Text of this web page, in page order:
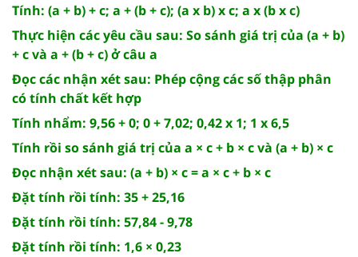
Tính: (a + b) + c; a + (b + c); (a x b) x c; a x (b x c)
Thực hiện các yêu cầu sau: So sánh giá trị của (a + b)
+ c và a + (b + c) ở câu a
Đọc các nhận xét sau: Phép cộng các số thập phân
có tính chất kết hợp
Tính nhẩm: 9,56 + 0; 0 + 7,02; 0,42 x 1; 1 x 6,5
Tính rồi so sánh giá trị của a × c + b × c và (a + b) × c
Đọc nhận xét sau: (a + b) × c = a × c + b × c
Đặt tính rồi tính: 35 + 25,16
Đặt tính rồi tính: 57,84 - 9,78
Đặt tính rồi tính: 1,6 × 0,23